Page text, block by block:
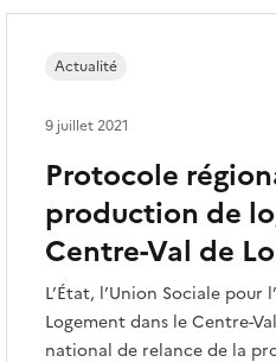
Protocole
production de
Centre-Val de
L’État, l’Union Sociale
Logement dans le Centre-
national de relance de la
Actualité
9 juillet 2021